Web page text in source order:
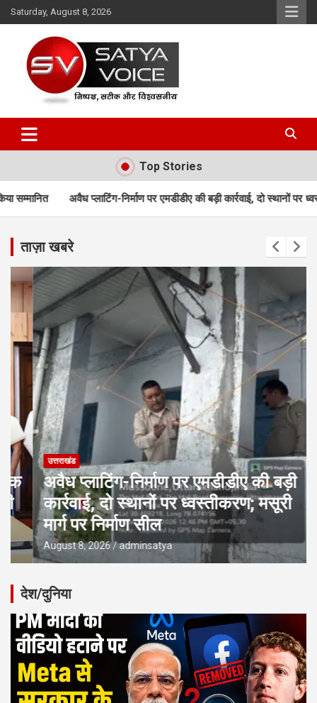
Skip
to
Saturday, August 8, 2026
Satya Voice
Top Stories
निर्माण पर एमडीडीए की बड़ी कार्रवाई, दो स्थानों पर ध्वस्तीकरण; मसूरी मार्ग पर
ताज़ा खबरे
उत्तराखंड
अवैध प्लाटिंग-निर्माण पर एमडीडीए की बड़ी
कार्रवाई, दो स्थानों पर ध्वस्तीकरण; मसूरी
मार्ग पर निर्माण सील
August 8, 2026 adminsatya
देश/दुनिया